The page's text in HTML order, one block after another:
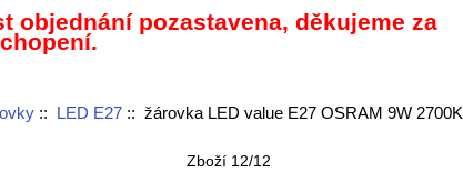
objednání pozastavena, děkujeme za
:: LED E27:: žárovka LED value E27 OSRAM 9W 2700K
Zboží 12/12